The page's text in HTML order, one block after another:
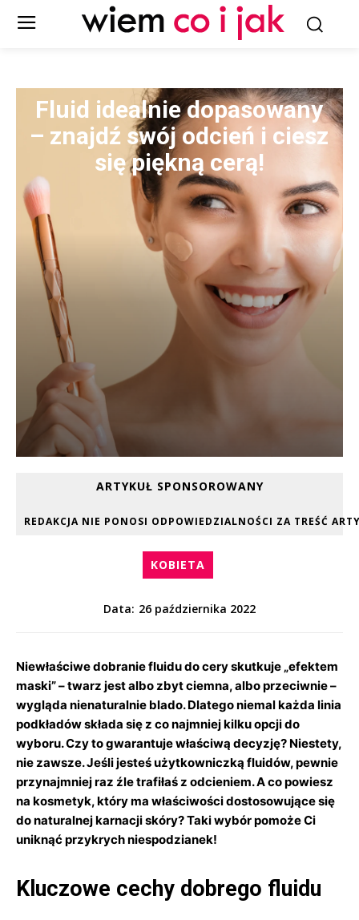
Fluid idealnie dopasowany
– znajdź swój odcień i ciesz
się piękną cerą!
ARTYKUŁ SPONSOROWANY
KOBIETA
Data: 26 października 2022
Niewłaściwe dobranie fluidu do cery skutkuje „efektem
maski” – twarz jest albo zbyt ciemna, albo przeciwnie –
wygląda nienaturalnie blado. Dlatego niemal każda linia
podkładów składa się z co najmniej kilku opcji do
wyboru. Czy to gwarantuje właściwą decyzję? Niestety,
nie zawsze. Jeśli jesteś użytkowniczką fluidów, pewnie
przynajmniej raz źle trafiłaś z odcieniem. A co powiesz
na kosmetyk, który ma właściwości dostosowujące się
do naturalnej karnacji skóry? Taki wybór pomoże Ci
uniknąć przykrych niespodzianek!
Kluczowe cechy dobrego fluidu